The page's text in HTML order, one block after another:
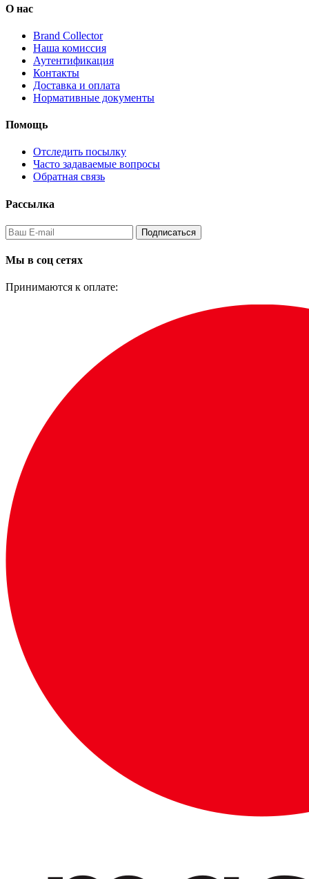
О нас
Brand Collector
Наша комиссия
Аутентификация
Контакты
Доставка и оплата
Нормативные документы
Помощь
Отследить посылку
Часто задаваемые вопросы
Обратная связь
Рассылка
Подписаться
Мы в соц сетях
Принимаются к оплате: